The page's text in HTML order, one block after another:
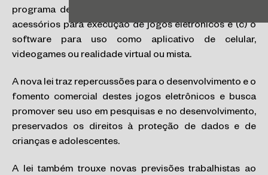
programa de computador, (b) o dispositivo central e
acessórios para execução de jogos eletrônicos e (c) o
software para uso como aplicativo de celular,
videogames ou realidade virtual ou mista.
A nova lei traz repercussões para o desenvolvimento e o
fomento comercial destes jogos eletrônicos e busca
promover seu uso em pesquisas e no desenvolvimento,
preservados os direitos à proteção de dados e de
crianças e adolescentes.
A lei também trouxe novas previsões trabalhistas ao